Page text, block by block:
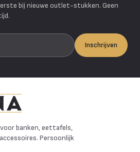
bij nieuwe outlet-stukken. Geen
Inschrijven
banken, eettafels,
Persoonlijk